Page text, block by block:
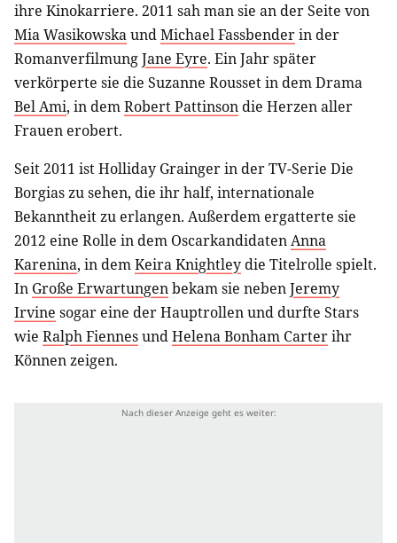
ihre Kinokarriere. 2011 sah man sie an der Seite von
Mia WasikowskaundMichael Fassbenderin der
RomanverfilmungJane Eyre. Ein Jahr später
verkörperte sie die Suzanne Rousset in dem Drama
Bel Ami, in demRobert Pattinson die Herzen aller
Frauen erobert.
Seit 2011 ist Holliday Grainger in der TV-Serie Die
Borgias zu sehen, die ihr half, internationale
Bekanntheit zu erlangen. Außerdem ergatterte sie
2012 eine Rolle in dem OscarkandidatenAnna
Karenina, in demKeira Knightley die Titelrolle spielt.
In Große Erwartungenbekam sie nebenJeremy
Irvine sogar eine der Hauptrollen und durfte Stars
wie Ralph FiennesundHelena Bonham Carterihr
Können zeigen.